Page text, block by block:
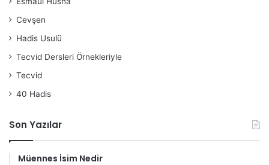
Cevşen
Hadis Usulü
Tecvid Dersleri Örnekleriyle
Tecvid
40 Hadis
Son Yazılar
Müennes İsim Nedir